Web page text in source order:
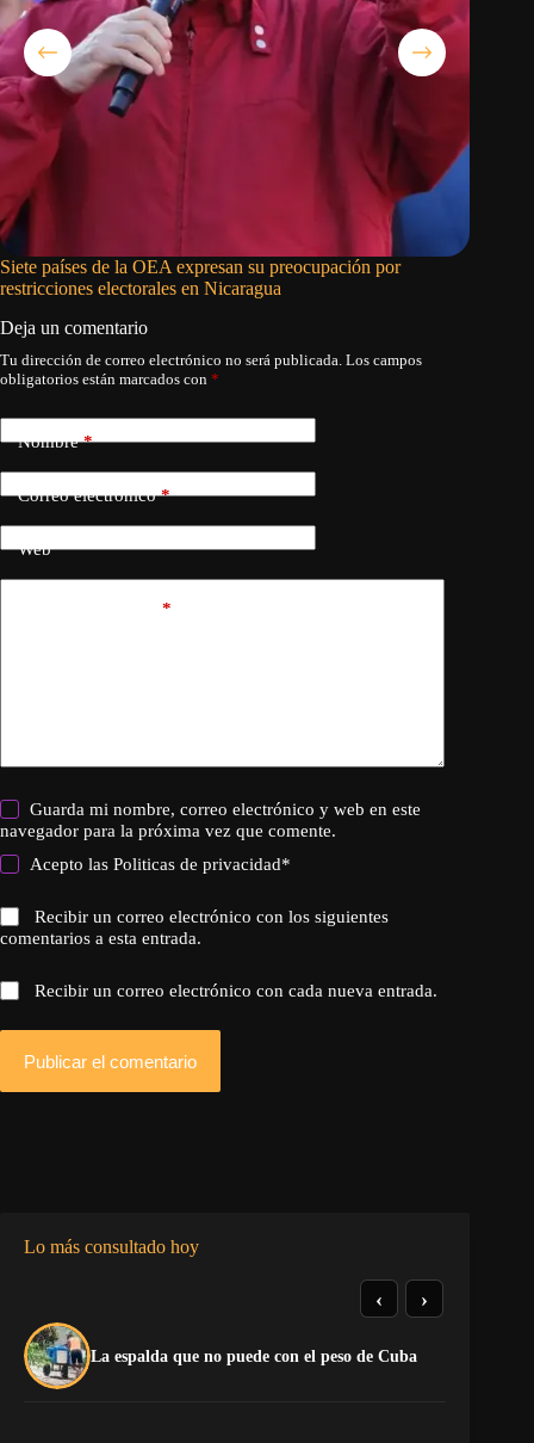
Siete países de la OEA expresan su preocupación por
restricciones electorales en Nicaragua
Deja un comentario
Tu dirección de correo electrónico no será publicada. Los campos
obligatorios están marcados con *
Nombre*
Correo electrónico*
Web
*
Guarda mi nombre, correo electrónico y web en este
navegador para la próxima vez que comente.
Acepto lasPoliticas de privacidad*
Recibir un correo electrónico con los siguientes
comentarios a esta entrada.
Recibir un correo electrónico con cada nueva entrada.
Publicar el comentario
Lo más consultado hoy
La espalda que no puede con el peso de Cuba
‹ ›